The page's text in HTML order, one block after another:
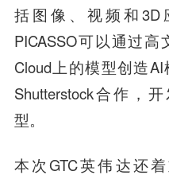
括图像、视频和3D
PICASSO可以通过
Cloud上的模型创造
Shutterstock合作，
型。
本次GTC英伟达还